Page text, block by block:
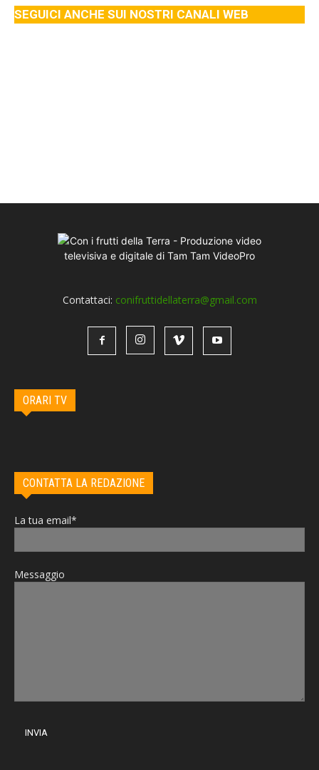
SEGUICI ANCHE SUI NOSTRI CANALI WEB
Contattaci: conifruttidellaterra@gmail.com
ORARI TV
CONTATTA LA REDAZIONE
La tua email*
Messaggio